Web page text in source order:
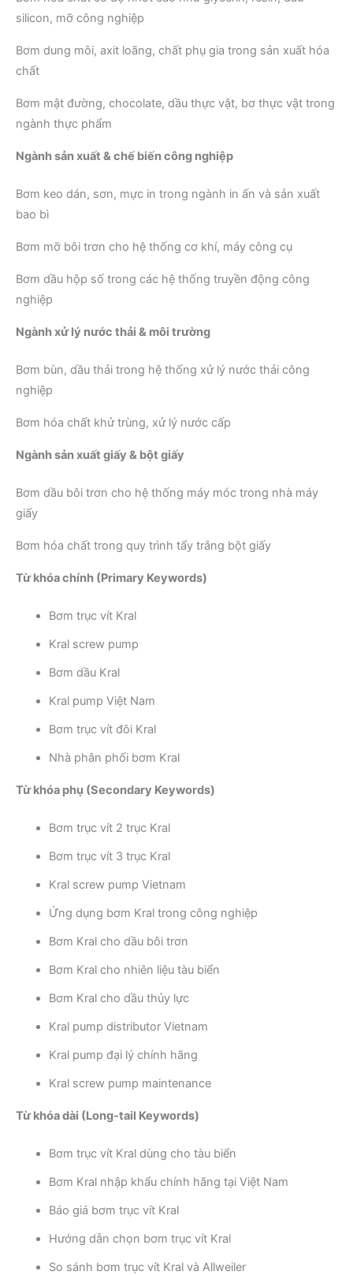
silicon, mỡ công nghiệp
Bơm dung môi, axit loãng, chất phụ gia trong sản xuất hóa
chất
Bơm mật đường, chocolate, dầu thực vật, bơ thực vật trong
ngành thực phẩm
Ngành sản xuất & chế biến công nghiệp
Bơm keo dán, sơn, mực in trong ngành in ấn và sản xuất
bao bì
Bơm mỡ bôi trơn cho hệ thống cơ khí, máy công cụ
Bơm dầu hộp số trong các hệ thống truyền động công
nghiệp
Ngành xử lý nước thải & môi trường
Bơm bùn, dầu thải trong hệ thống xử lý nước thải công
nghiệp
Bơm hóa chất khử trùng, xử lý nước cấp
Ngành sản xuất giấy & bột giấy
Bơm dầu bôi trơn cho hệ thống máy móc trong nhà máy
giấy
Bơm hóa chất trong quy trình tẩy trắng bột giấy
Từ khóa chính (Primary Keywords)
Bơm trục vít Kral
Kral screw pump
Bơm dầu Kral
Kral pump Việt Nam
Bơm trục vít đôi Kral
Nhà phân phối bơm Kral
Từ khóa phụ (Secondary Keywords)
Bơm trục vít 2 trục Kral
Bơm trục vít 3 trục Kral
Kral screw pump Vietnam
Ứng dụng bơm Kral trong công nghiệp
Bơm Kral cho dầu bôi trơn
Bơm Kral cho nhiên liệu tàu biển
Bơm Kral cho dầu thủy lực
Kral pump distributor Vietnam
Kral pump đại lý chính hãng
Kral screw pump maintenance
Từ khóa dài (Long-tail Keywords)
Bơm trục vít Kral dùng cho tàu biển
Bơm Kral nhập khẩu chính hãng tại Việt Nam
Báo giá bơm trục vít Kral
Hướng dẫn chọn bơm trục vít Kral
So sánh bơm trục vít Kral và Allweiler